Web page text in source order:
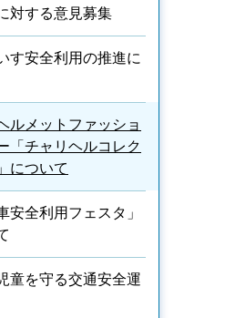
対する意見募集
す安全利用の推進に
ルメットファッショ
「チャリヘルコレク
について
安全利用フェスタ」
童を守る交通安全運